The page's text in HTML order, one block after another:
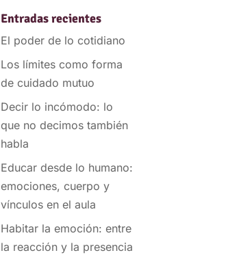
Entradas recientes
El poder de lo cotidiano
Los límites como forma
de cuidado mutuo
Decir lo incómodo: lo
que no decimos también
habla
Educar desde lo humano:
emociones, cuerpo y
vínculos en el aula
Habitar la emoción: entre
la reacción y la presencia